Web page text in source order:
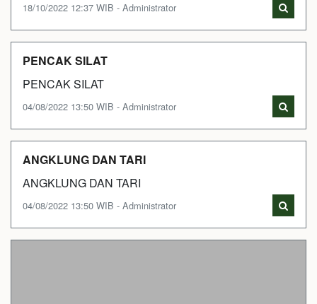
18/10/2022 12:37 WIB - Administrator
PENCAK SILAT
PENCAK SILAT
04/08/2022 13:50 WIB - Administrator
ANGKLUNG DAN TARI
ANGKLUNG DAN TARI
04/08/2022 13:50 WIB - Administrator